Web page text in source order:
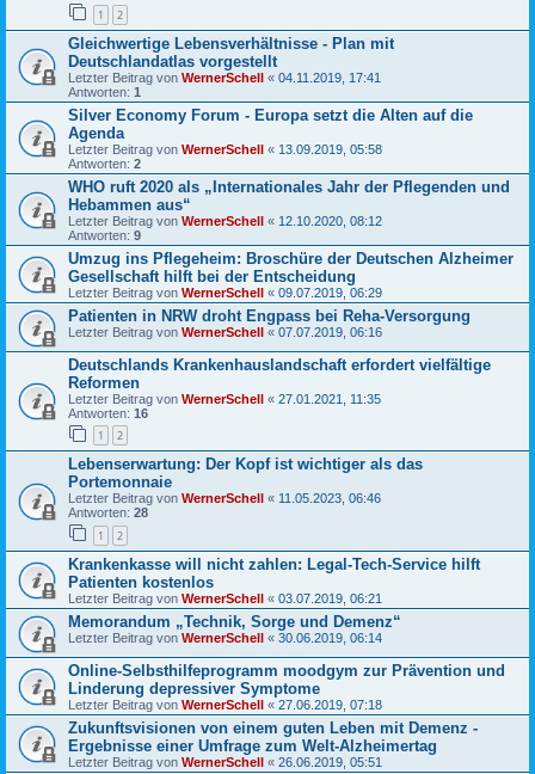
1 2
Gleichwertige Lebensverhältnisse - Plan mit
Deutschlandatlas vorgestellt
Letzter Beitrag von WernerSchell « 04.11.2019, 17:41
Antworten: 1
Silver Economy Forum - Europa setzt die Alten auf die
Agenda
Letzter Beitrag von WernerSchell « 13.09.2019, 05:58
Antworten: 2
WHO ruft 2020 als „Internationales Jahr der Pflegenden und
Hebammen aus“
Letzter Beitrag von WernerSchell « 12.10.2020, 08:12
Antworten: 9
Umzug ins Pflegeheim: Broschüre der Deutschen Alzheimer
Gesellschaft hilft bei der Entscheidung
Letzter Beitrag von WernerSchell « 09.07.2019, 06:29
Patienten in NRW droht Engpass bei Reha-Versorgung
Letzter Beitrag von WernerSchell « 07.07.2019, 06:16
Deutschlands Krankenhauslandschaft erfordert vielfältige
Reformen
Letzter Beitrag von WernerSchell « 27.01.2021, 11:35
Antworten: 16
1 2
Lebenserwartung: Der Kopf ist wichtiger als das
Portemonnaie
Letzter Beitrag von WernerSchell « 11.05.2023, 06:46
Antworten: 28
1 2
Krankenkasse will nicht zahlen: Legal-Tech-Service hilft
Patienten kostenlos
Letzter Beitrag von WernerSchell « 03.07.2019, 06:21
Memorandum „Technik, Sorge und Demenz“
Letzter Beitrag von WernerSchell « 30.06.2019, 06:14
Online-Selbsthilfeprogramm moodgym zur Prävention und
Linderung depressiver Symptome
Letzter Beitrag von WernerSchell « 27.06.2019, 07:18
Zukunftsvisionen von einem guten Leben mit Demenz -
Ergebnisse einer Umfrage zum Welt-Alzheimertag
Letzter Beitrag von WernerSchell « 26.06.2019, 05:51